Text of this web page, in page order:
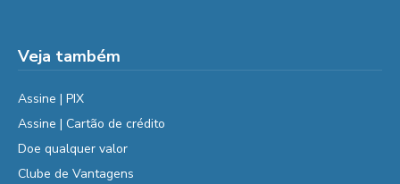
Veja também
Assine | PIX
Assine | Cartão de crédito
Doe qualquer valor
Clube de Vantagens